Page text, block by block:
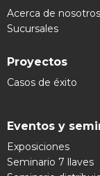
Acerca de nosotros
Sucursales
Proyectos
Casos de éxito
Eventos y
Exposiciones
Seminario 7 llaves